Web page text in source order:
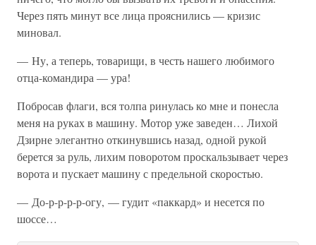
Через пять минут все лица прояснились — кризис
миновал.
— Ну, а теперь, товарищи, в честь нашего любимого
отца-командира — ура!
Побросав флаги, вся толпа ринулась ко мне и понесла
меня на руках в машину. Мотор уже заведен… Лихой
Дзирне элегантно откинувшись назад, одной рукой
берется за руль, лихим поворотом проскальзывает через
ворота и пускает машину с предельной скоростью.
— До-р-р-р-р-огу, — гудит «паккард» и несется по
шоссе…